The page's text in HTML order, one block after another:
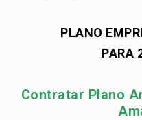
PLANO
PARA
Contratar Plano